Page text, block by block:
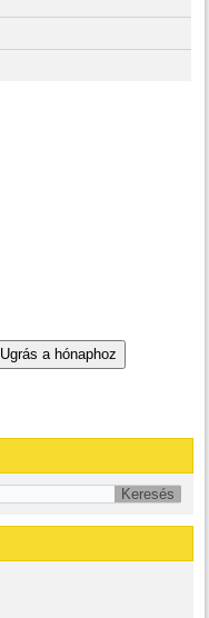
Ugrás a hónaphoz